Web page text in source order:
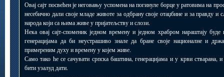
Овај сајт посвећен је неговању успомена на погинуле борце у ратовима на
несебично дали своје младе животе за одбрану своје отаџбине и за правду и
народа који са њима живе у пријатељству и слози.
Нека овај сајт-споменик једном времену и једном храбром нараштају
генерацијама да би неустрашиво знале да бране своје националне и
примереним духу и времену у којем живе.
Само тако ће се сачувати српска баштина, генерацијама и у крви
бити узалуд дати.